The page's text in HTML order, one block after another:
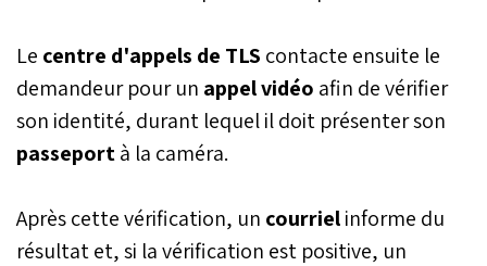
Le centre d'appels de TLS contacte ensuite le
demandeur pour un appel vidéo afin de vérifier
son identité, durant lequel il doit présenter son
passeportà la caméra.
Après cette vérification, un courrielinforme du
résultat et, si la vérification est positive, un